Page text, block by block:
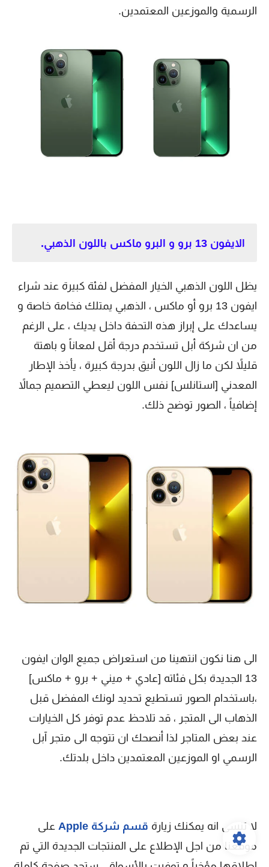
الرسمية والموزعين المعتمدين.
الايفون 13 برو و البرو ماكس باللون الذهبي.
يظل اللون الذهبي الخيار المفضل لفئة كبيرة عند شراء
ايفون 13 برو أو ماكس ، الذهبي يمتلك فخامة خاصة و
يساعدك على إبراز هذه التحفة داخل يديك ، على الرغم
من ان شركة أبل تستخدم درجة أقل لمعاناً و باهتة
قليلاً لكن ما زال اللون أنيق بدرجة كبيرة ، يأخذ الإطار
المعدني [استانلس] نفس اللون ليعطي التصميم جمالاً
إضافياً ، الصور توضح ذلك.
الى هنا نكون انتهينا من استعراض جميع الوان ايفون
13 الجديدة بكل فئاته [عادي + ميني + برو + ماكس]
،باستخدام الصور تستطيع تحديد لونك المفضل قبل
الذهاب الى المتجر ، قد تلاحظ عدم توفر كل الخيارات
عند بعض المتاجر لذا أنصحك ان تتوجه الى متجر آبل
الرسمي او الموزعين المعتمدين داخل بلدتك.
لا تنسى انه يمكنك زيارة قسم شركة Apple
على
موقعنا من اجل الإطلاع على المنتجات الجديدة التي تم